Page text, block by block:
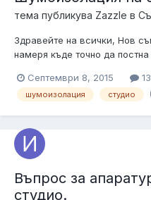
тема публикува Zazzle в
Здравейте на всички, Нов
намеря къде точно да
се занимавам поради липса
в мазето. Въпроса ми е. Тъй
Септември 8, 2015
шумоизолация студио
Въпрос за
студио.